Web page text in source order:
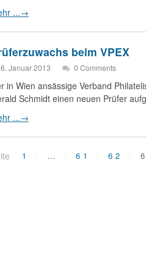
...→
beim VPEX
6. Januar 2013 0 Comments
in Wien ansässige Verband
Schmidt einen neuen Prüfer
...→
1 … 61 62